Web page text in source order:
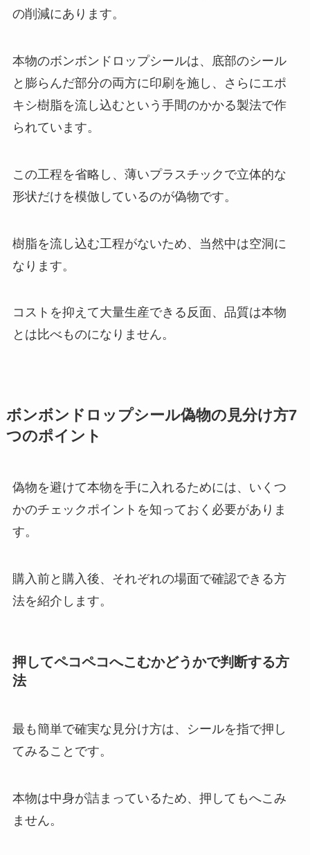
の削減にあります。
本物のボンボンドロップシールは、底部のシール
と膨らんだ部分の両方に印刷を施し、さらにエポ
キシ樹脂を流し込むという手間のかかる製法で作
られています。
この工程を省略し、薄いプラスチックで立体的な
形状だけを模倣しているのが偽物です。
樹脂を流し込む工程がないため、当然中は空洞に
なります。
コストを抑えて大量生産できる反面、品質は本物
とは比べものになりません。
ボンボンドロップシール偽物の見分け方7
つのポイント
偽物を避けて本物を手に入れるためには、いくつ
かのチェックポイントを知っておく必要がありま
す。
購入前と購入後、それぞれの場面で確認できる方
法を紹介します。
押してペコペコへこむかどうかで判断する方
法
最も簡単で確実な見分け方は、シールを指で押し
てみることです。
本物は中身が詰まっているため、押してもへこみ
ません。